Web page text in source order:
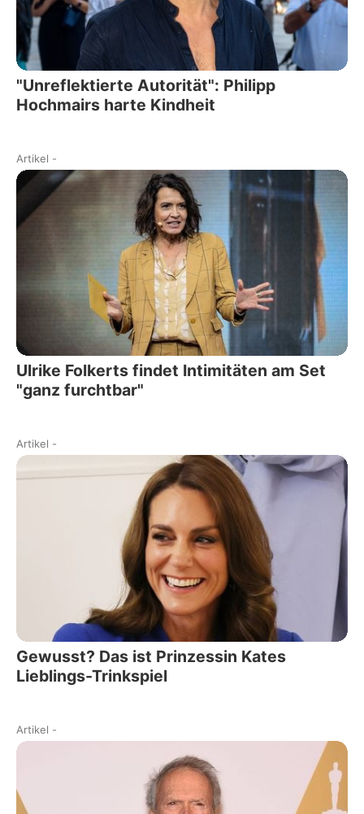
"Unreflektierte Autorität": Philipp
Hochmairs harte Kindheit
Artikel -
Ulrike Folkerts findet Intimitäten am Set
"ganz furchtbar"
Artikel -
Gewusst? Das ist Prinzessin Kates
Lieblings-Trinkspiel
Artikel -